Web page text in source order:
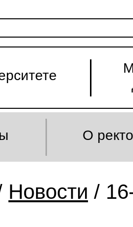
О
Новости /